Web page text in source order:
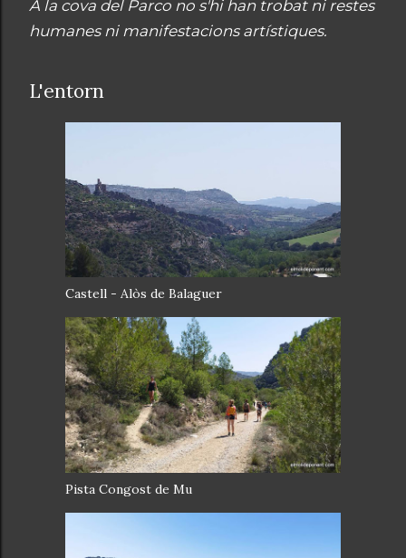
A la cova del Parco no s'hi han trobat ni restes
humanes ni manifestacions artístiques.
L'entorn
Castell - Alòs de Balaguer
Pista Congost de Mu